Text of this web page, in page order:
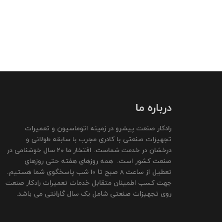
درباره ما
رادکار صنعت پیشرو در زمینه اتوماسیون و تعمیرات
تجهیزات صنعتی با کادری مجرب با سابقه طولانی و
درخشان در خدمت شماست. افتخار ما 20 سال خوشنامی در
صنعت کشور است. همه روزهای هفته حتی روزهای
تعطیل از ساعت 8 صبح تا 10 شب پاسخگوی شما هستیم.
جهت کسب اطمینان متقابل خدمات تعمیرات رادکار صنعت
روی تجهیزات صنعتی شامل یک سال گارانتی می باشد.